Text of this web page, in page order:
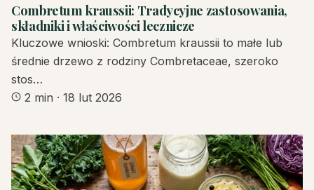
Combretum kraussii: Tradycyjne zastosowania,
składniki i właściwości lecznicze
Kluczowe wnioski: Combretum kraussii to małe lub
średnie drzewo z rodziny Combretaceae, szeroko
stos…
2 min · 18 lut 2026